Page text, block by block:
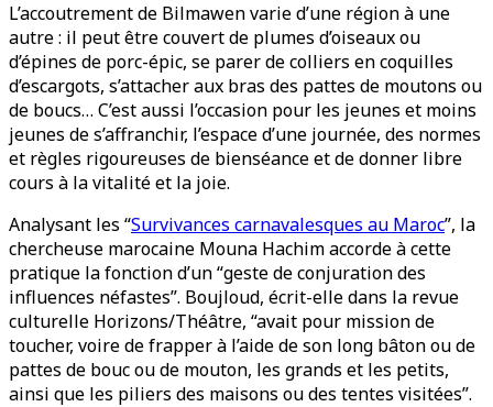
L’accoutrement de Bilmawen varie d’une région à une
autre : il peut être couvert de plumes d’oiseaux ou
d’épines de porc-épic, se parer de colliers en coquilles
d’escargots, s’attacher aux bras des pattes de moutons ou
de boucs… C’est aussi l’occasion pour les jeunes et moins
jeunes de s’affranchir, l’espace d’une journée, des normes
et règles rigoureuses de bienséance et de donner libre
cours à la vitalité et la joie.
Analysant les “Survivances carnavalesques au Maroc”, la
chercheuse marocaine Mouna Hachim accorde à cette
pratique la fonction d’un “geste de conjuration des
influences néfastes”. Boujloud, écrit-elle dans la revue
culturelle Horizons/Théâtre, “avait pour mission de
toucher, voire de frapper à l’aide de son long bâton ou de
pattes de bouc ou de mouton, les grands et les petits,
ainsi que les piliers des maisons ou des tentes visitées”.